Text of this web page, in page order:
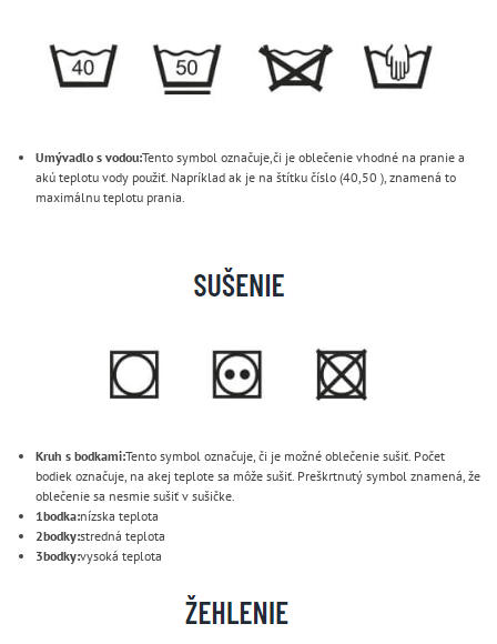
Umývadlo s vodou:Tento symbol označuje,či je oblečenie vhodné na pranie a
akú teplotu vody použiť. Napríklad ak je na štítku číslo (40,50 ), znamená to
maximálnu teplotu prania.
Kruh s bodkami:Tento symbol označuje, či je možné oblečenie sušiť. Počet
bodiek označuje, na akej teplote sa môže sušiť. Preškrtnutý symbol znamená, že
oblečenie sa nesmie sušiť v sušičke.
1bodka:nízska teplota
2bodky:stredná teplota
3bodky:vysoká teplota